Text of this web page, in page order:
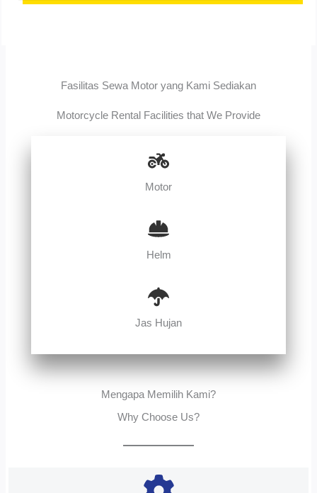
Fasilitas Sewa Motor yang Kami Sediakan
Motorcycle Rental Facilities that We Provide
Motor
Helm
Jas Hujan
Mengapa Memilih Kami?
Why Choose Us?